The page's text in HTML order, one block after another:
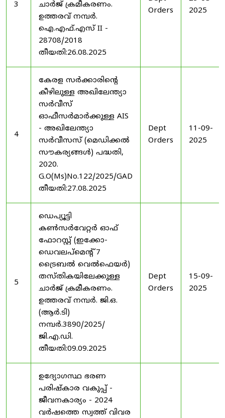
3
ചാർജ് ക്രമീകരണം.
ഉത്തരവ് നമ്പർ.
ഐ.എഫ്.എസ് II -
28708/2018
തീയതി:26.08.2025
Orders
2025
4
കേരള സർക്കാരിന്റെ
കീഴിലുള്ള അഖിലേന്ത്യാ
സർവീസ്
ഓഫീസർമാർക്കുള്ള AIS
- അഖിലേന്ത്യാ
സർവീസസ് (മെഡിക്കൽ
സൗകര്യങ്ങൾ) പദ്ധതി,
2020.
G.O(Ms)No.122/2025/GAD
തീയതി:27.08.2025
Dept
Orders
11-09-
2025
5
ഡെപ്യൂട്ടി
കൺസർവേറ്റർ ഓഫ്
ഫോറസ്റ്റ് (ഇക്കോ-
ഡെവലപ്മെന്റ് 7
ട്രൈബൽ വെൽഫെയർ)
തസ്തികയിലേക്കുള്ള
ചാർജ് ക്രമീകരണം.
ഉത്തരവ് നമ്പർ. ജി.ഒ.
(ആർ.ടി)
നമ്പർ.3890/2025/
ജി.എ.ഡി.
തീയതി:09.09.2025
Dept
Orders
15-09-
2025
ഉദ്യോഗസ്ഥ ഭരണ
പരിഷ്കാര വകുപ്പ് -
ജീവനകാര്യം - 2024
വർഷത്തെ സ്വത്ത് വിവര